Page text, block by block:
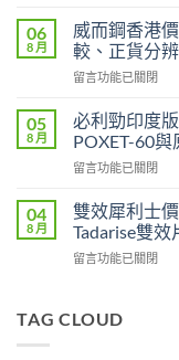
功
效
2026：
成
效
果、
法
香
港
購
中
P-
Force
評
價
印
度
效
哥
效
副
與
06
8 月
威而鋼香港
較、正貨分
在
而
鋼
香
港
格
2026
攻
度
留言功能已關閉
05
8 月
必利勁印度
POXET-60
在
利
勁
印
度
格
留言功能已關閉
04
8 月
雙效犀利士
Tadarise雙
在
犀
留言功能已關閉
TAG CLOUD